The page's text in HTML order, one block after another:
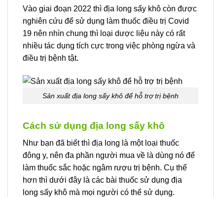
Vào giai đoạn 2022 thì địa long sấy khô còn được
nghiên cứu để sử dụng làm thuốc điều trị Covid
19 nên nhìn chung thì loại dược liệu này có rất
nhiều tác dụng tích cực trong việc phòng ngừa và
điều trị bệnh tật.
Sản xuất địa long sấy khô để hỗ trợ trị bệnh
Cách sử dụng địa long sấy khô
Như bạn đã biết thì địa long là một loại thuốc
đông y, nên đa phần người mua về là dùng nó để
làm thuốc sắc hoặc ngâm rượu trị bệnh. Cụ thể
hơn thì dưới đây là các bài thuốc sử dụng địa
long sấy khô mà mọi người có thể sử dụng.